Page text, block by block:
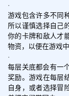
·
游戏包含许多不同
所以谨慎选择自己
你的卡牌和敌人才
物资，以便在游戏
·
每层关底都会有一
奖励。游戏在每层
自身，或者选择冒